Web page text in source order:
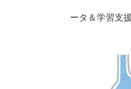
ータ＆学習支